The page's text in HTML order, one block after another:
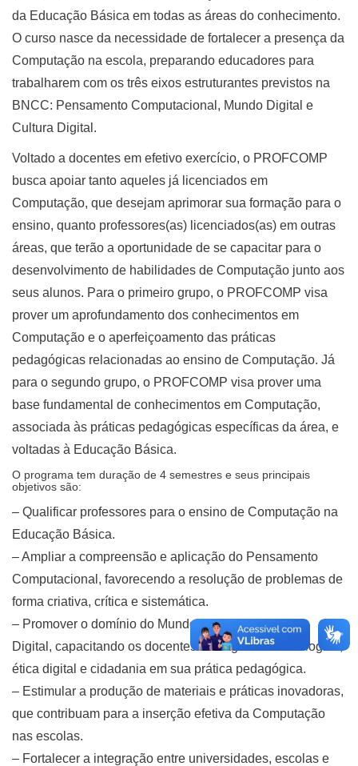
da Educação Básica em todas as áreas do conhecimento.
O curso nasce da necessidade de fortalecer a presença da
Computação na escola, preparando educadores para
trabalharem com os três eixos estruturantes previstos na
BNCC: Pensamento Computacional, Mundo Digital e
Cultura Digital.
Voltado a docentes em efetivo exercício, o PROFCOMP
busca apoiar tanto aqueles já licenciados em
Computação, que desejam aprimorar sua formação para o
ensino, quanto professores(as) licenciados(as) em outras
áreas, que terão a oportunidade de se capacitar para o
desenvolvimento de habilidades de Computação junto aos
seus alunos. Para o primeiro grupo, o PROFCOMP visa
prover um aprofundamento dos conhecimentos em
Computação e o aperfeiçoamento das práticas
pedagógicas relacionadas ao ensino de Computação. Já
para o segundo grupo, o PROFCOMP visa prover uma
base fundamental de conhecimentos em Computação,
associada às práticas pedagógicas específicas da área, e
voltadas à Educação Básica.
O programa tem duração de 4 semestres e seus principais
objetivos são:
– Qualificar professores para o ensino de Computação na
Educação Básica.
– Ampliar a compreensão e aplicação do Pensamento
Computacional, favorecendo a resolução de problemas de
forma criativa, crítica e sistemática.
– Promover o domínio do Mundo Digital e da Cultura
Digital, capacitando os docentes a integrarem tecnologias,
ética digital e cidadania em sua prática pedagógica.
– Estimular a produção de materiais e práticas inovadoras,
que contribuam para a inserção efetiva da Computação
nas escolas.
– Fortalecer a integração entre universidades, escolas e